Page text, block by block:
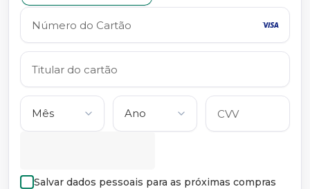
Salvar dados pessoais para as próximas compras